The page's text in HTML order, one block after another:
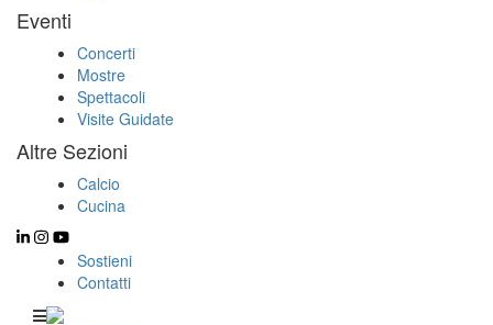
Eventi
Concerti
Mostre
Spettacoli
Visite Guidate
Altre Sezioni
Calcio
Cucina
Sostieni
Contatti